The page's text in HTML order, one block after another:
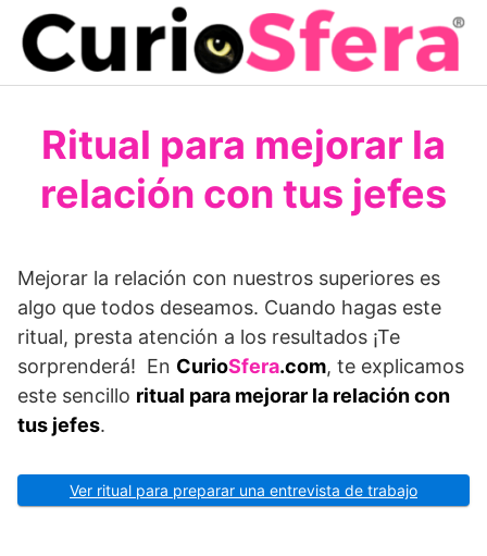
Saltar
contenido
Ritual para mejorar la
relación con tus jefes
Mejorar la relación con nuestros superiores es
algo que todos deseamos. Cuando hagas este
ritual, presta atención a los resultados ¡Te
sorprenderá! En CurioSfera.com, te explicamos
este sencillo ritual para mejorar la relación con
tus jefes.
Ver ritual para preparar una entrevista de trabajo